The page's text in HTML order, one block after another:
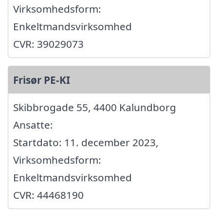
Virksomhedsform:
Enkeltmandsvirksomhed
CVR: 39029073
Frisør PE-KI
Skibbrogade 55, 4400 Kalundborg
Ansatte:
Startdato: 11. december 2023,
Virksomhedsform:
Enkeltmandsvirksomhed
CVR: 44468190